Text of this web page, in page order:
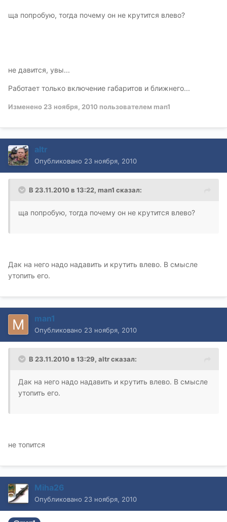
ща попробую, тогда почему он не крутится влево?
не давится, увы...
Работает только включение габаритов и ближнего...
Изменено 23 ноября, 2010 пользователем man1
altr
Опубликовано 23 ноября, 2010
В 23.11.2010 в 13:22, man1 сказал:
ща попробую, тогда почему он не крутится влево?
Дак на него надо надавить и крутить влево. В смысле
утопить его.
man1
Опубликовано 23 ноября, 2010
В 23.11.2010 в 13:29, altr сказал:
Дак на него надо надавить и крутить влево. В смысле
утопить его.
не топится
Miha26
Опубликовано 23 ноября, 2010